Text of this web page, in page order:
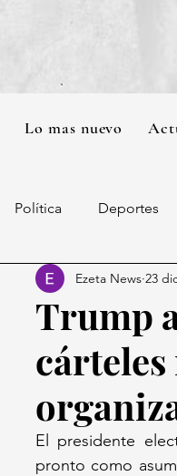
Lo mas nuevo
Política Deportes
Trump
cárteles
Ezeta News 23
El presidente
pronto como